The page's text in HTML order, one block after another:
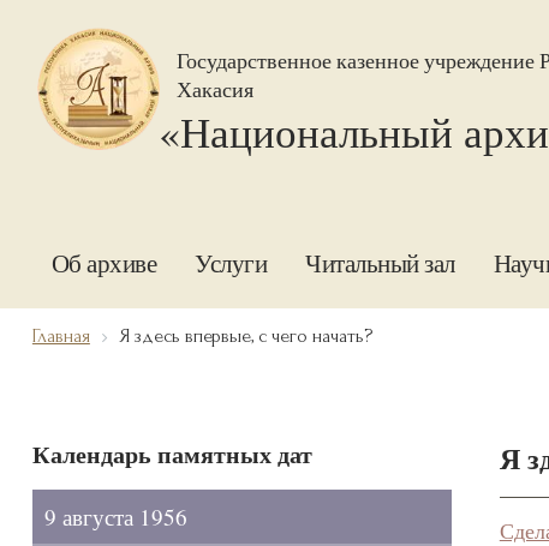
Государственное казенное учреждение
Хакасия
«Национальный
Об архиве Услуги Читальный зал
Главная Я здесь впервые, с чего начать?
Календарь памятных дат
9 августа 1956
Я